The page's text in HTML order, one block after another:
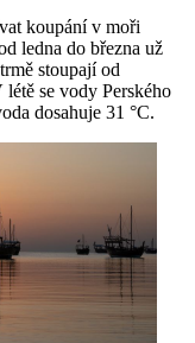
koupání v moři
ledna do března už
stoupají od
se vody Perského
dosahuje 31 °C.